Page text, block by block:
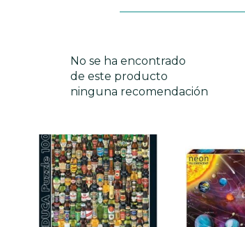
No se ha encontrado
de este producto
ninguna recomendación